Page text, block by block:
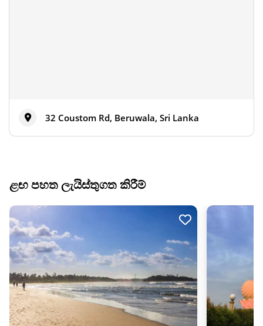
32 Coustom Rd, Beruwala, Sri Lanka
ළඟ පහත ලැයිස්තුගත කිරීම්